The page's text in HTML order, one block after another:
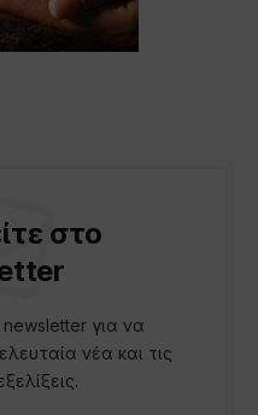
στο
για να
νέα και τις